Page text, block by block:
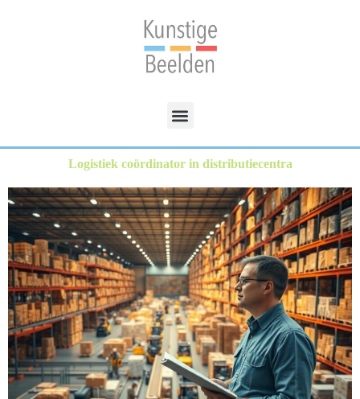
Logistiek coördinator in distributiecentra